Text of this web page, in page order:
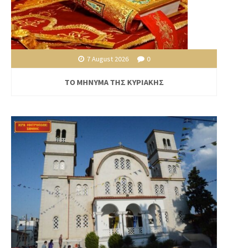
7 August 2026 0
ΤΟ ΜΗΝΥΜΑ ΤΗΣ ΚΥΡΙΑΚΗΣ